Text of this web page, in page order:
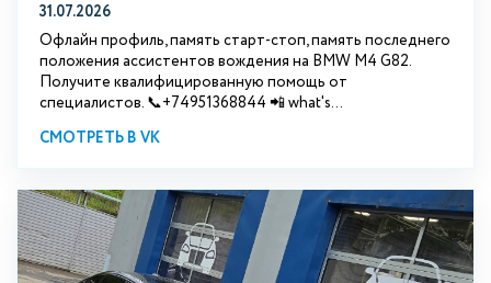
31.07.2026
Офлайн профиль, память старт-стоп, память последнего
положения ассистентов вождения на BMW М4 G82.
Получите квалифицированную помощь от
специалистов. 📞+74951368844 📲 what's...
СМОТРЕТЬ В VK